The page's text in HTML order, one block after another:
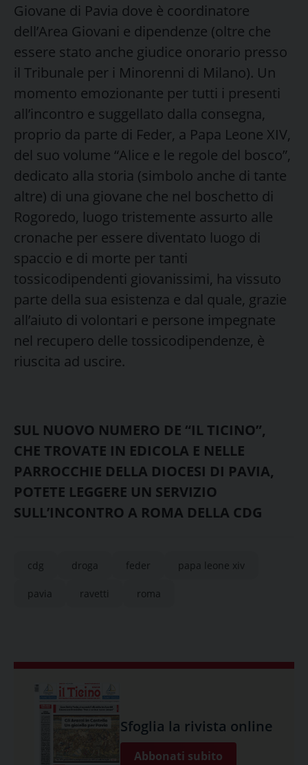
Giovane di Pavia dove è coordinatore
dell’Area Giovani e dipendenze (oltre che
essere stato anche giudice onorario presso
il Tribunale per i Minorenni di Milano). Un
momento emozionante per tutti i presenti
all’incontro e suggellato dalla consegna,
proprio da parte di Feder, a Papa Leone XIV,
del suo volume “Alice e le regole del bosco”,
dedicato alla storia (simbolo anche di tante
altre) di una giovane che nel boschetto di
Rogoredo, luogo tristemente assurto alle
cronache per essere diventato luogo di
spaccio e di morte per tanti
tossicodipendenti giovanissimi, ha vissuto
parte della sua esistenza e dal quale, grazie
all’aiuto di volontari e persone impegnate
nel recupero delle tossicodipendenze, è
riuscita ad uscire.
SUL NUOVO NUMERO DE “IL TICINO”,
CHE TROVATE IN EDICOLA E NELLE
PARROCCHIE DELLA DIOCESI DI PAVIA,
POTETE LEGGERE UN SERVIZIO
SULL’INCONTRO A ROMA DELLA CDG
cdg droga feder papa leone xiv
pavia ravetti roma
Sfoglia la rivista online
Abbonati subito